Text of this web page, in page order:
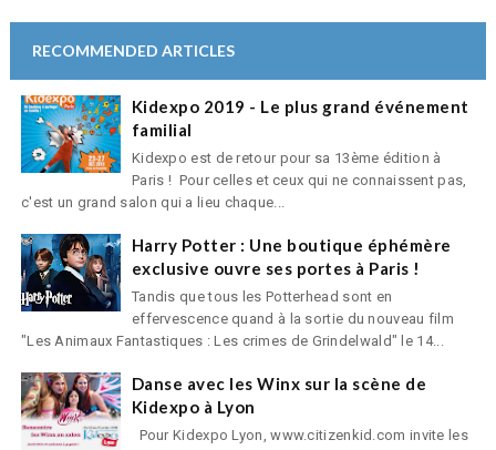
RECOMMENDED ARTICLES
Kidexpo 2019 - Le plus grand événement
familial
Kidexpo est de retour pour sa 13ème édition à
Paris ! Pour celles et ceux qui ne connaissent pas,
c'est un grand salon qui a lieu chaque...
Harry Potter : Une boutique éphémère
exclusive ouvre ses portes à Paris !
Tandis que tous les Potterhead sont en
effervescence quand à la sortie du nouveau film
"Les Animaux Fantastiques : Les crimes de Grindelwald" le 14...
Danse avec les Winx sur la scène de
Kidexpo à Lyon
Pour Kidexpo Lyon, www.citizenkid.com invite les